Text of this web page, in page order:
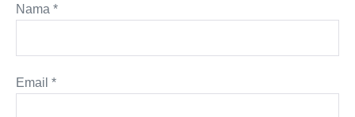
Nama *
Email *